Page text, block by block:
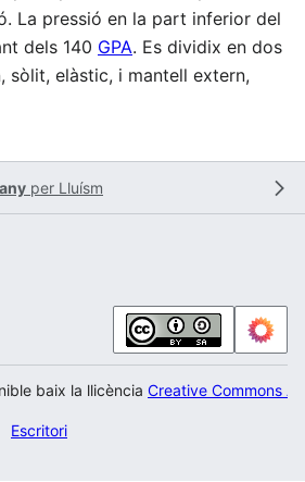
La pressió en la part inferior del
dels 140 GPA. Es dividix en dos
sòlit, elàstic, i mantell extern,
per Lluísm
baix la llicència Creative Commons
Escritori